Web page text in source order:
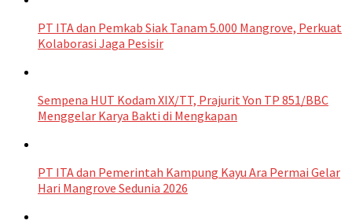
PT ITA dan Pemkab Siak Tanam 5.000 Mangrove, Perkuat
Kolaborasi Jaga Pesisir
Sempena HUT Kodam XIX/TT, Prajurit Yon TP 851/BBC
Menggelar Karya Bakti di Mengkapan
PT ITA dan Pemerintah Kampung Kayu Ara Permai Gelar
Hari Mangrove Sedunia 2026